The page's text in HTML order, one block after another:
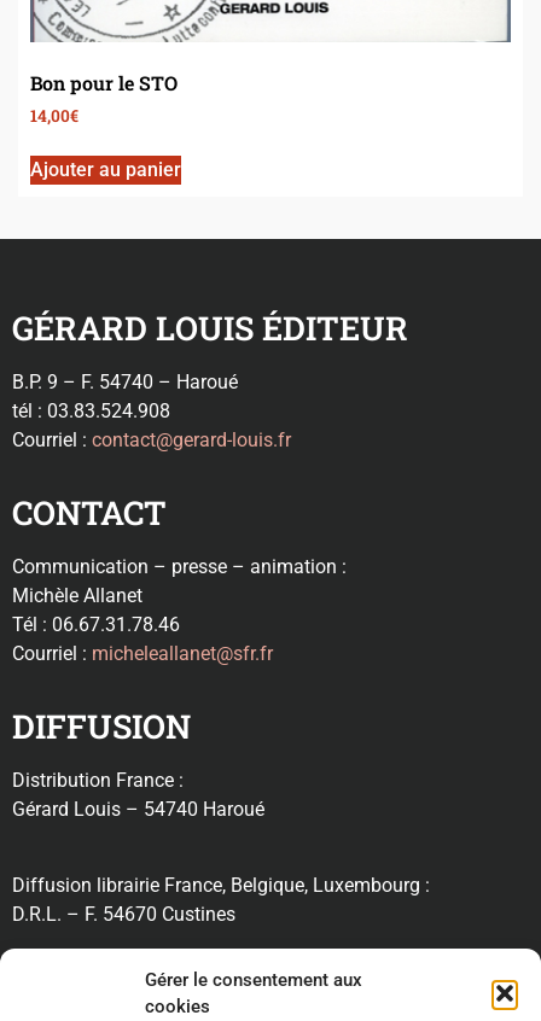
Gérer le consentement aux
cookies
Bon pour le STO
14,00€
Ajouter au panier
GÉRARD LOUIS ÉDITEUR
B.P. 9 – F. 54740 – Haroué
tél : 03.83.524.908
Courriel : contact@gerard-louis.fr
CONTACT
Communication – presse – animation :
Michèle Allanet
Tél : 06.67.31.78.46
Courriel : micheleallanet@sfr.fr
DIFFUSION
Distribution France :
Gérard Louis – 54740 Haroué
Diffusion librairie France, Belgique, Luxembourg :
D.R.L. – F. 54670 Custines
RECHERCHE